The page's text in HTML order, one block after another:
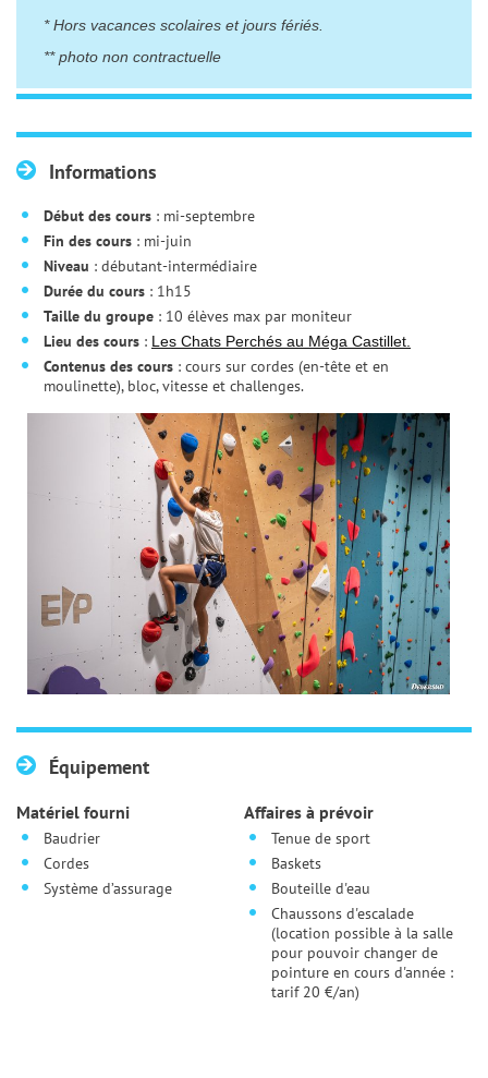
* Hors vacances scolaires et jours fériés.
** photo non contractuelle
Informations
Début des cours : mi-septembre
Fin des cours : mi-juin
Niveau : débutant-intermédiaire
Durée du cours : 1h15
Taille du groupe : 10 élèves max par moniteur
Lieu des cours : Les Chats Perchés au Méga Castillet.
Contenus des cours : cours sur cordes (en-tête et en
moulinette), bloc, vitesse et challenges.
Équipement
Matériel fourni
Baudrier
Cordes
Système d’assurage
Affaires à prévoir
Tenue de sport
Baskets
Bouteille d'eau
Chaussons d'escalade
(location possible à la salle
pour pouvoir changer de
pointure en cours d'année :
tarif 20 €/an)